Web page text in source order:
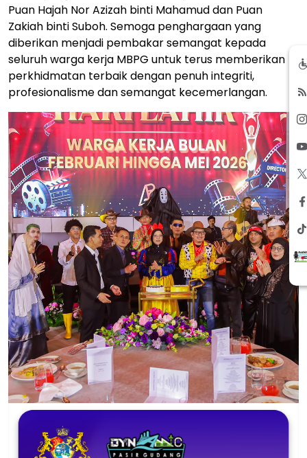
Puan Hajah Nor Azizah binti Mahamud dan Puan
Zakiah binti Suboh. Semoga penghargaan yang
diberikan menjadi pembakar semangat kepada
seluruh warga kerja MBPG untuk terus memberikan
perkhidmatan terbaik dengan penuh integriti,
profesionalisme dan semangat kecemerlangan.